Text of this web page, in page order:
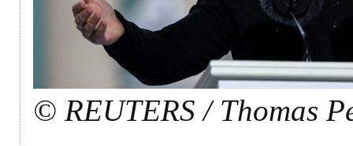
© REUTERS / Thomas